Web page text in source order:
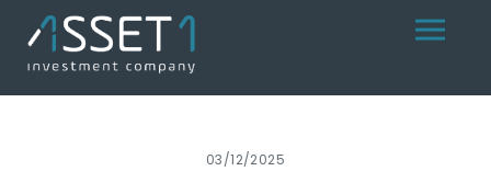
content
Menu
03/12/2025